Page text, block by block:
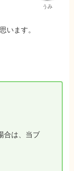
うみ
います。
合は、当ブ